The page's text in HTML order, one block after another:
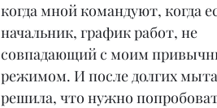
когда мной командуют, когда
начальник, график работ, не
совпадающий с моим
режимом. И после долгих
решила, что нужно